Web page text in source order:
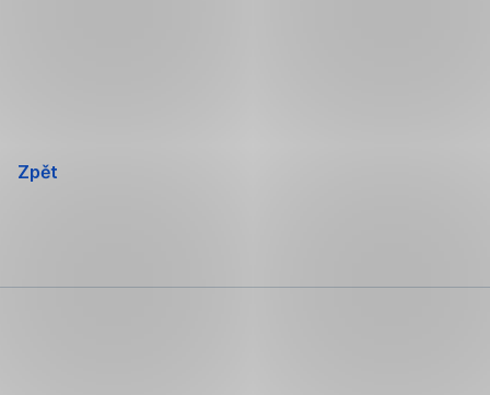
Zpět